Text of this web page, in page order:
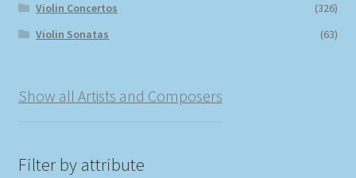
Violin Concertos
(326)
Violin Sonatas
(63)
Show all Artists and Composers
Filter by attribute